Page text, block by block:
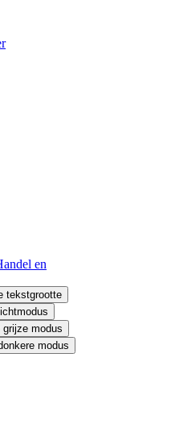
en
tekstgrootte
grijze modus
modus